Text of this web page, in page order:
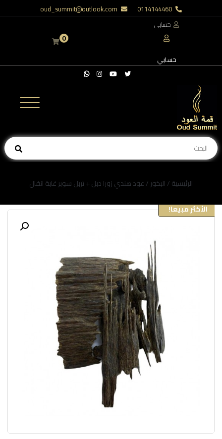
0114144460
oud_summit@outlook.com
حسابى
حسابي
0
الرئيسية/البخور/ عود هندي زورا دبل + تربل سوبر غابة انفال
الأكثر مبيعا!